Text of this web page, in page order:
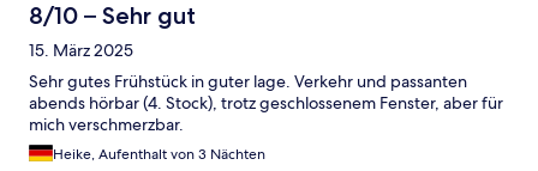
8/10 – Sehr gut
15. März 2025
Sehr gutes Frühstück in guter lage. Verkehr und passanten
abends hörbar (4. Stock), trotz geschlossenem Fenster, aber für
mich verschmerzbar.
Heike, Aufenthalt von 3 Nächten